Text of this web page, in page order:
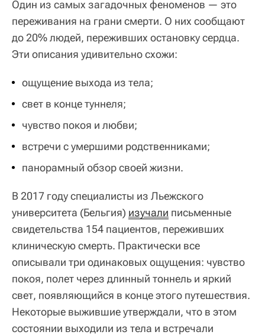
Один из самых загадочных феноменов — это
переживания на грани смерти. О них сообщают
до 20% людей, переживших остановку сердца.
Эти описания удивительно схожи:
ощущение выхода из тела;
свет в конце туннеля;
чувство покоя и любви;
встречи с умершими родственниками;
панорамный обзор своей жизни.
В 2017 году специалисты из Льежского
университета (Бельгия) изучали письменные
свидетельства 154 пациентов, переживших
клиническую смерть. Практически все
описывали три одинаковых ощущения: чувство
покоя, полет через длинный тоннель и яркий
свет, появляющийся в конце этого путешествия.
Некоторые выжившие утверждали, что в этом
состоянии выходили из тела и встречали